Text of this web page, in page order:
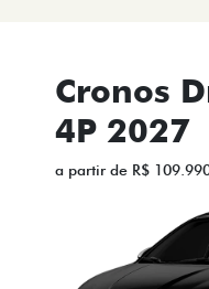
Cronos
4P 2027
a partir de R$